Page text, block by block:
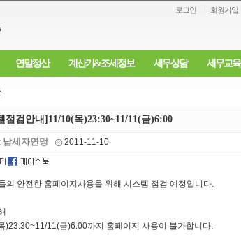
로그인 회원가입
연말정산 계산기&조세정보 세무상담 세무교육
점검안내]11/10(목)23:30~11/11(금)6:00
납세자연맹 2011-11-10
의 안전한 홈페이지사용을 위해 시스템 점검 예정입니다.
)23:30~11/11(금)6:00까지 홈페이지 사용이 불가합니다.